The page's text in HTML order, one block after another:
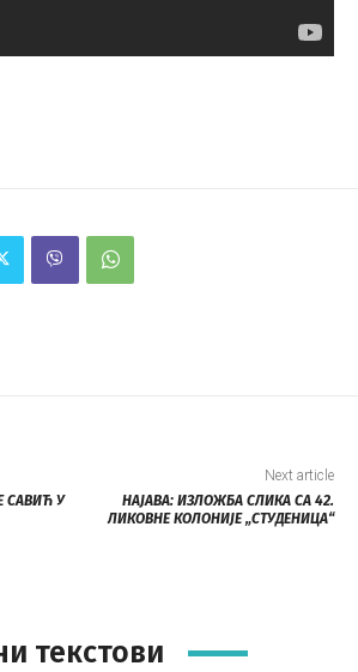
САВИЋ У
Next article
НАЈАВА: ИЗЛОЖБА СЛИКА СА 42.
ЛИКОВНЕ КОЛОНИЈЕ „СТУДЕНИЦА“
текстови